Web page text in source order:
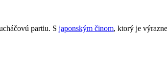
partiu. S japonským činom, ktorý je